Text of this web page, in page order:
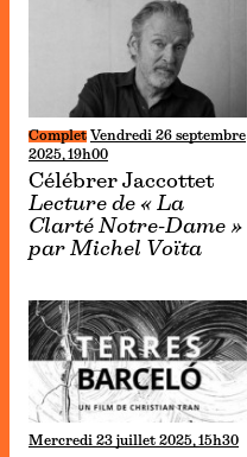
Complet Vendredi 26 septembre
2025, 19h00
Célébrer Jaccottet
Lecture de « La
Clarté Notre-Dame »
par Michel Voïta
Mercredi 23 juillet 2025, 15h30